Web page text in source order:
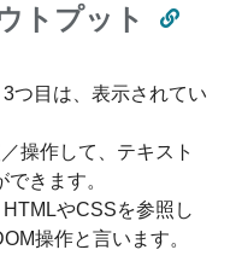
トプット
つ目は、表示されてい
操作して、テキスト
きます。
やCSSを参照し
操作と言います。